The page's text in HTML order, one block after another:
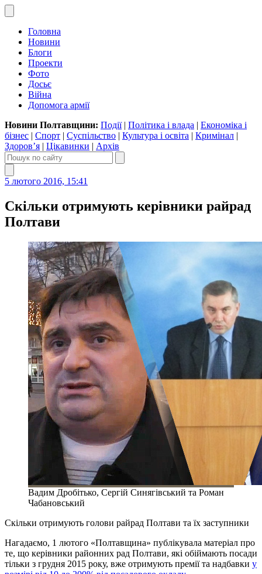
Головна
Новини
Блоги
Проекти
Фото
Досьє
Війна
Допомога армії
Новини Полтавщини: Події| Політика і влада | Економіка і
бізнес | Спорт | Суспільство | Культура і освіта | Кримінал |
Здоров’я | Цікавинки | Архів
5 лютого 2016, 15:41
Скільки отримують керівники райрад
Полтави
Вадим Дробітько, Сергій Синягівський та Роман
Чабановський
Скільки отримують голови райрад Полтави та їх заступники
Нагадаємо, 1 лютого «Полтавщина» публікувала матеріал про
те, що керівники районних рад Полтави, які обіймають посади
тільки з грудня 2015 року, вже отримують премії та надбавки у